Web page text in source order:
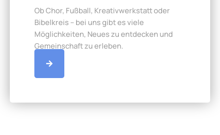
Ob Chor, Fußball, Kreativwerkstatt oder
Bibelkreis – bei uns gibt es viele
Möglichkeiten, Neues zu entdecken und
Gemeinschaft zu erleben.